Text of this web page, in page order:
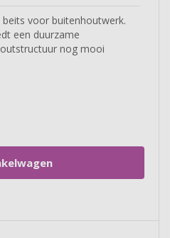
voor buitenhoutwerk.
een duurzame
nog mooi